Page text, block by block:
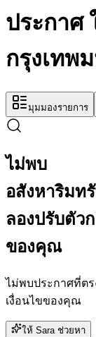
ประกาศ
กรุงเทพ
มุมมองรายการ
ไม่พบ
อสังหาริมท
ลองปรับตัว
ของคุณ
ไม่พบประกาศที่ตร
เงื่อนไขของคุณ
ให้ Sara ช่วยหา